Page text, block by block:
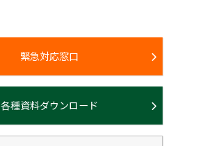
緊急対応窓口
各種資料ダウンロード